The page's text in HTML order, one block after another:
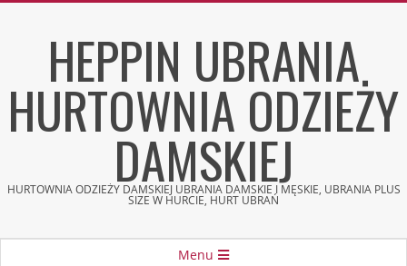
HEPPIN UBRANIA
HURTOWNIA ODZIEŻY
DAMSKIEJ
HURTOWNIA ODZIEŻY DAMSKIEJ UBRANIA DAMSKIE I MĘSKIE, UBRANIA PLUS
SIZE W HURCIE, HURT UBRAŃ
Menu